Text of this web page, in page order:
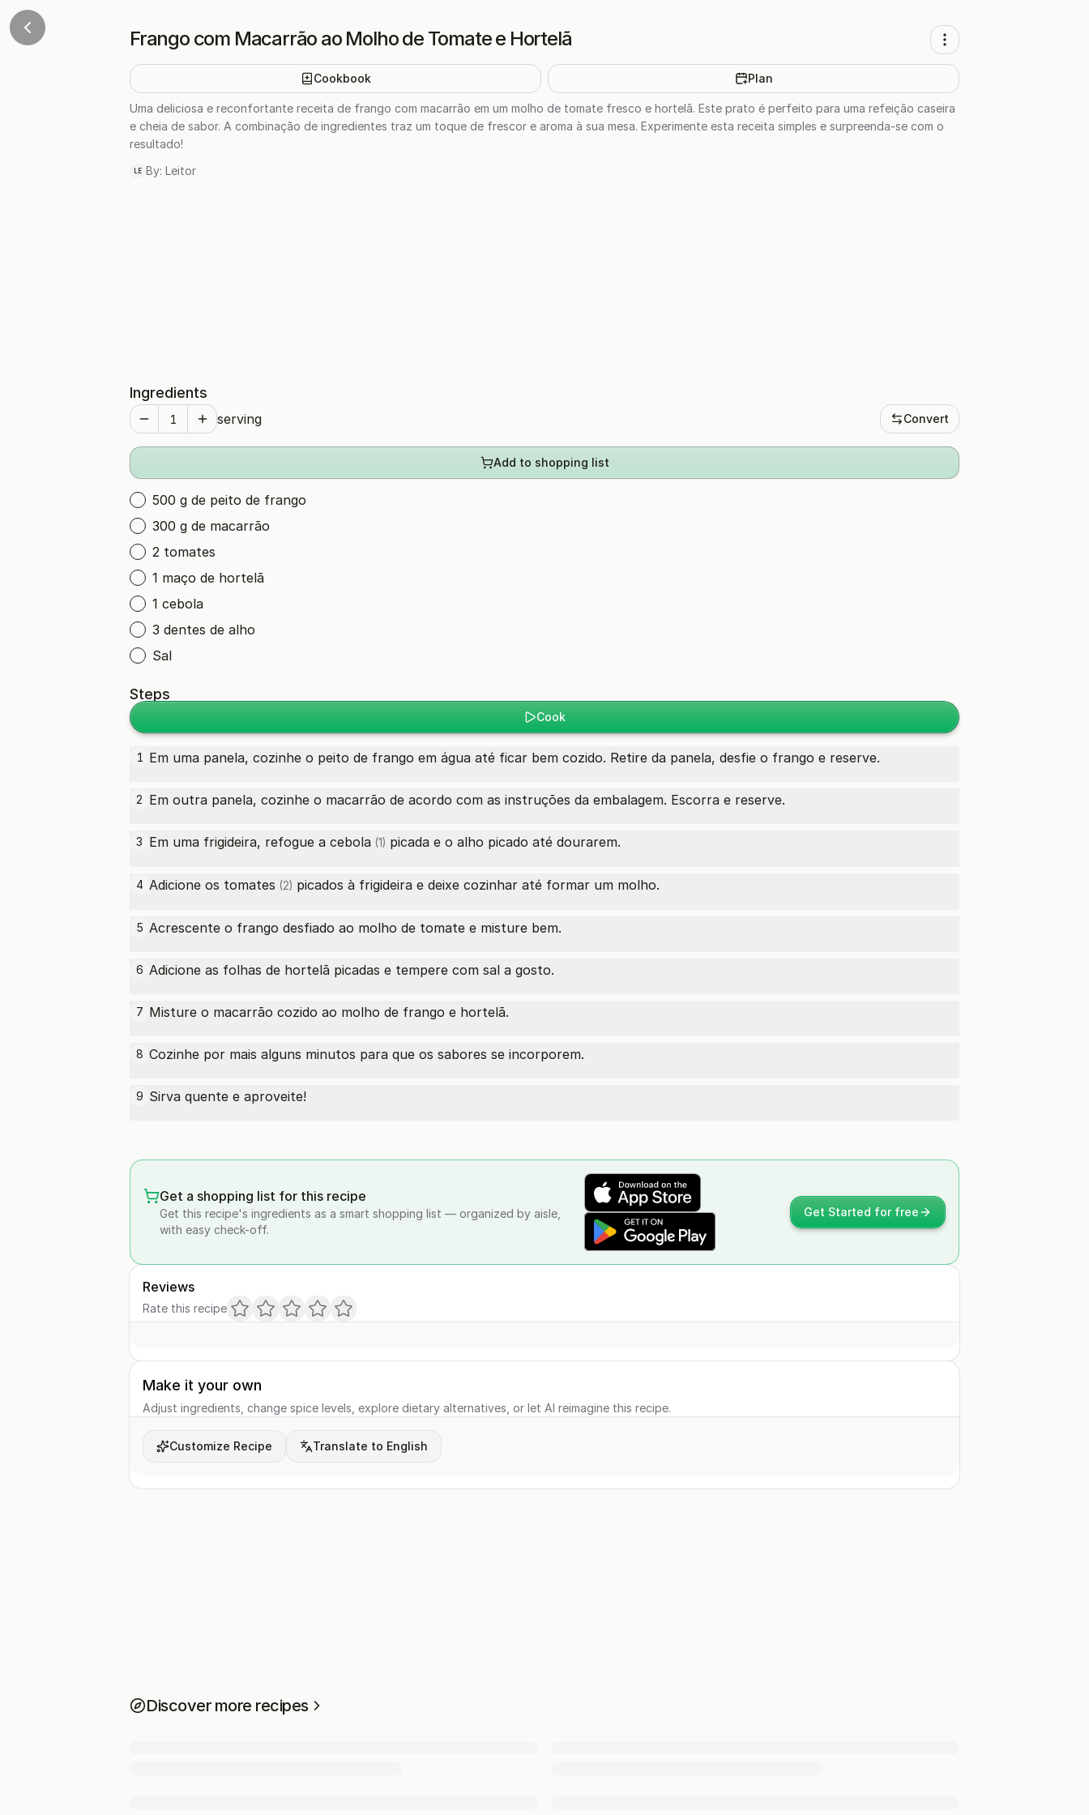
Frango com Macarrão ao Molho de Tomate e Hortelã
Cookbook Plan
Uma deliciosa e reconfortante receita de frango com macarrão em um molho de tomate fresco e hortelã. Este prato é perfeito para uma refeição caseira
e cheia de sabor. A combinação de ingredientes traz um toque de frescor e aroma à sua mesa. Experimente esta receita simples e surpreenda-se com o
resultado!
LE By: Leitor
Ingredients
serving Convert
Add to shopping list
500 g de peito de frango
300 g de macarrão
2 tomates
1 maço de hortelã
1 cebola
3 dentes de alho
Sal
Steps
Cook
1 Em uma panela, cozinhe o peito de frango em água até ficar bem cozido. Retire da panela, desfie o frango e reserve.
2 Em outra panela, cozinhe o macarrão de acordo com as instruções da embalagem. Escorra e reserve.
3 Em uma frigideira, refogue a cebola (1) picada e o alho picado até dourarem.
4 Adicione os tomates (2) picados à frigideira e deixe cozinhar até formar um molho.
5 Acrescente o frango desfiado ao molho de tomate e misture bem.
6 Adicione as folhas de hortelã picadas e tempere com sal a gosto.
7 Misture o macarrão cozido ao molho de frango e hortelã.
8 Cozinhe por mais alguns minutos para que os sabores se incorporem.
9 Sirva quente e aproveite!
Get a shopping list for this recipe
Get this recipe's ingredients as a smart shopping list — organized by aisle,
with easy check-off.
Get Started for free
Reviews
Rate this recipe
Make it your own
Adjust ingredients, change spice levels, explore dietary alternatives, or let AI reimagine this recipe.
Customize Recipe Translate to English
Discover more recipes